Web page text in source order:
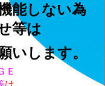
能しない為
等は
いします。
Ｅ